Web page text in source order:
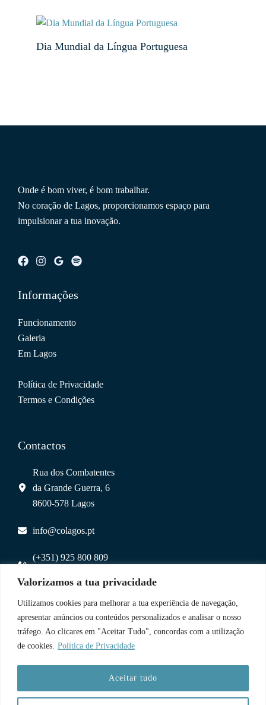
Valorizamos a tua privacidade
Utilizamos cookies para melhorar a tua experiência de navegação,
apresentar anúncios ou conteúdos personalizados e analisar o nosso
tráfego. Ao clicares em "Aceitar Tudo", concordas com a utilização
de cookies. Política de Privacidade
Aceitar tudo
Dia Mundial da Língua Portuguesa
Onde é bom viver, é bom trabalhar.
No coração de Lagos, proporcionamos espaço para
impulsionar a tua inovação.
Informações
Funcionamento
Galeria
Em Lagos
Política de Privacidade
Termos e Condições
Contactos
Rua dos Combatentes
da Grande Guerra, 6
8600-578 Lagos
info@colagos.pt
(+351) 925 800 809
Uma Parceria